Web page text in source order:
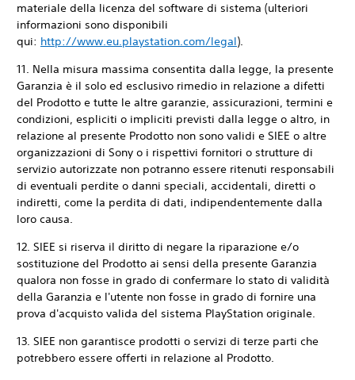
materiale della licenza del software di sistema (ulteriori
informazioni sono disponibili
qui: http://www.eu.playstation.com/legal).
11. Nella misura massima consentita dalla legge, la presente
Garanzia è il solo ed esclusivo rimedio in relazione a difetti
del Prodotto e tutte le altre garanzie, assicurazioni, termini e
condizioni, espliciti o impliciti previsti dalla legge o altro, in
relazione al presente Prodotto non sono validi e SIEE o altre
organizzazioni di Sony o i rispettivi fornitori o strutture di
servizio autorizzate non potranno essere ritenuti responsabili
di eventuali perdite o danni speciali, accidentali, diretti o
indiretti, come la perdita di dati, indipendentemente dalla
loro causa.
12. SIEE si riserva il diritto di negare la riparazione e/o
sostituzione del Prodotto ai sensi della presente Garanzia
qualora non fosse in grado di confermare lo stato di validità
della Garanzia e l'utente non fosse in grado di fornire una
prova d'acquisto valida del sistema PlayStation originale.
13. SIEE non garantisce prodotti o servizi di terze parti che
potrebbero essere offerti in relazione al Prodotto.